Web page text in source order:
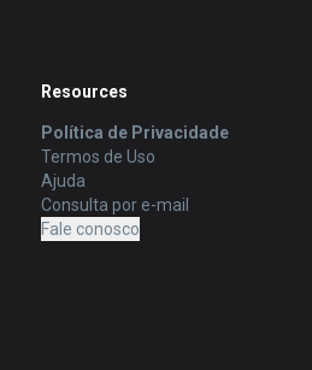
Resources
Política de Privacidade
Termos de Uso
Ajuda
Consulta por e-mail
Fale conosco